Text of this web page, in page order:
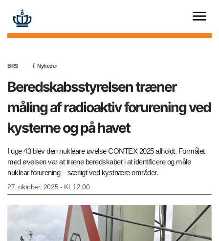
BRS Nyheder
Beredskabsstyrelsen træner
måling af radioaktiv forurening ved
kysterne og på havet
I uge 43 blev den nukleare øvelse CONTEX 2025 afholdt. Formålet
med øvelsen var at træne beredskabet i at identificere og måle
nuklear forurening – særligt ved kystnære områder.
27. oktober, 2025 - Kl. 12.00